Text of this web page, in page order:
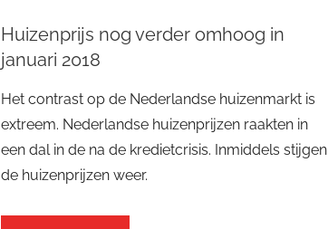
Huizenprijs nog verder omhoog in
januari 2018
Het contrast op de Nederlandse huizenmarkt is
extreem. Nederlandse huizenprijzen raakten in
een dal in de na de kredietcrisis. Inmiddels stijgen
de huizenprijzen weer.